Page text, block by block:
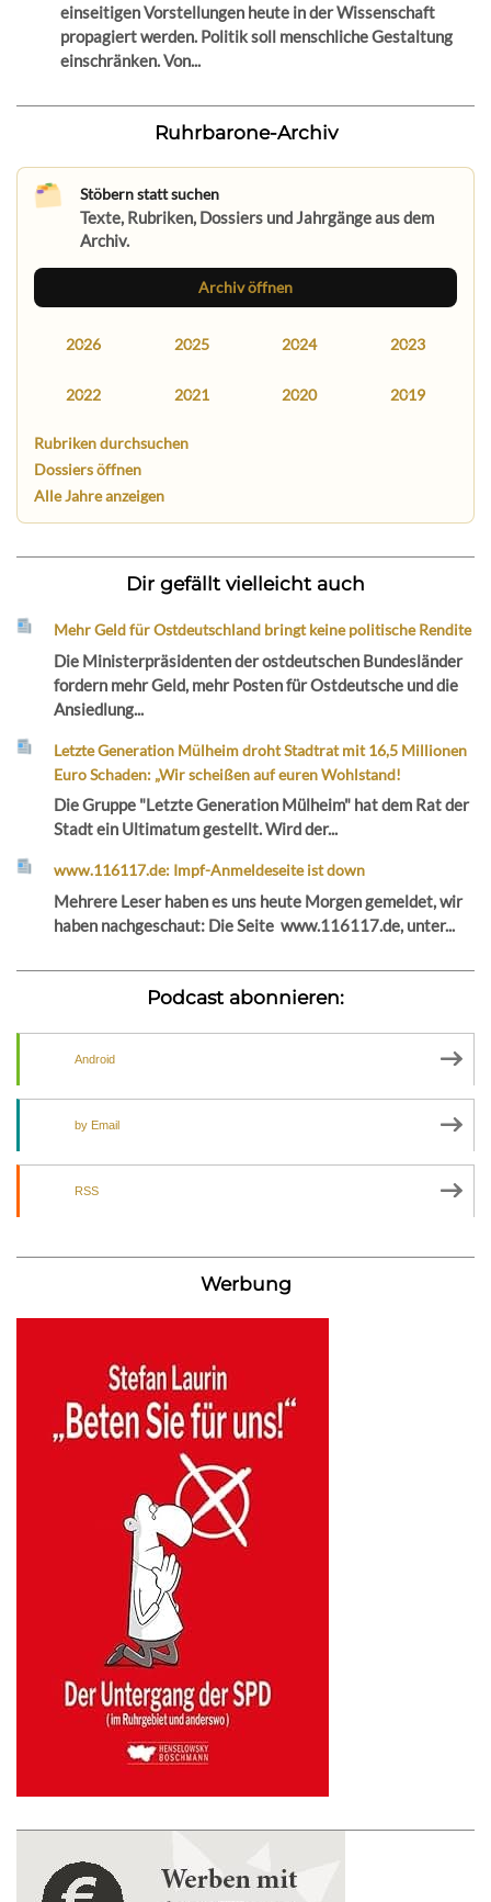
einseitigen Vorstellungen heute in der Wissenschaft
propagiert werden. Politik soll menschliche Gestaltung
einschränken. Von...
Ruhrbarone-Archiv
Stöbern statt suchen
Texte, Rubriken, Dossiers und Jahrgänge aus dem
Archiv.
Archiv öffnen
2026 2025 2024 2023
2022 2021 2020 2019
Rubriken durchsuchen
Dossiers öffnen
Alle Jahre anzeigen
Dir gefällt vielleicht auch
Mehr Geld für Ostdeutschland bringt keine politische Rendite
Die Ministerpräsidenten der ostdeutschen Bundesländer
fordern mehr Geld, mehr Posten für Ostdeutsche und die
Ansiedlung...
Letzte Generation Mülheim droht Stadtrat mit 16,5 Millionen
Euro Schaden: „Wir scheißen auf euren Wohlstand!
Die Gruppe "Letzte Generation Mülheim" hat dem Rat der
Stadt ein Ultimatum gestellt. Wird der...
www.116117.de: Impf-Anmeldeseite ist down
Mehrere Leser haben es uns heute Morgen gemeldet, wir
haben nachgeschaut: Die Seite www.116117.de, unter...
Podcast abonnieren:
Android
by Email
RSS
Werbung